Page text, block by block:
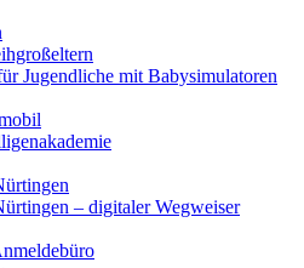
Jugendliche mit Babysimulatoren
– digitaler Wegweiser